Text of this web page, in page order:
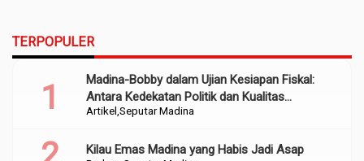
TERPOPULER
Artikel Seputar Madina
Madina-Bobby dalam Ujian Kesiapan Fiskal:
Antara Kedekatan Politik dan Kualitas
Perencanaan
Kilau Emas Madina yang Habis Jadi Asap